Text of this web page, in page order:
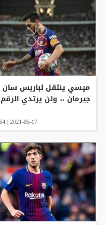
ميسي ينتقل لباريس سان
جيرمان ،، ولن يرتدي الرقم 10
2021-05-17 | 10:54 ص